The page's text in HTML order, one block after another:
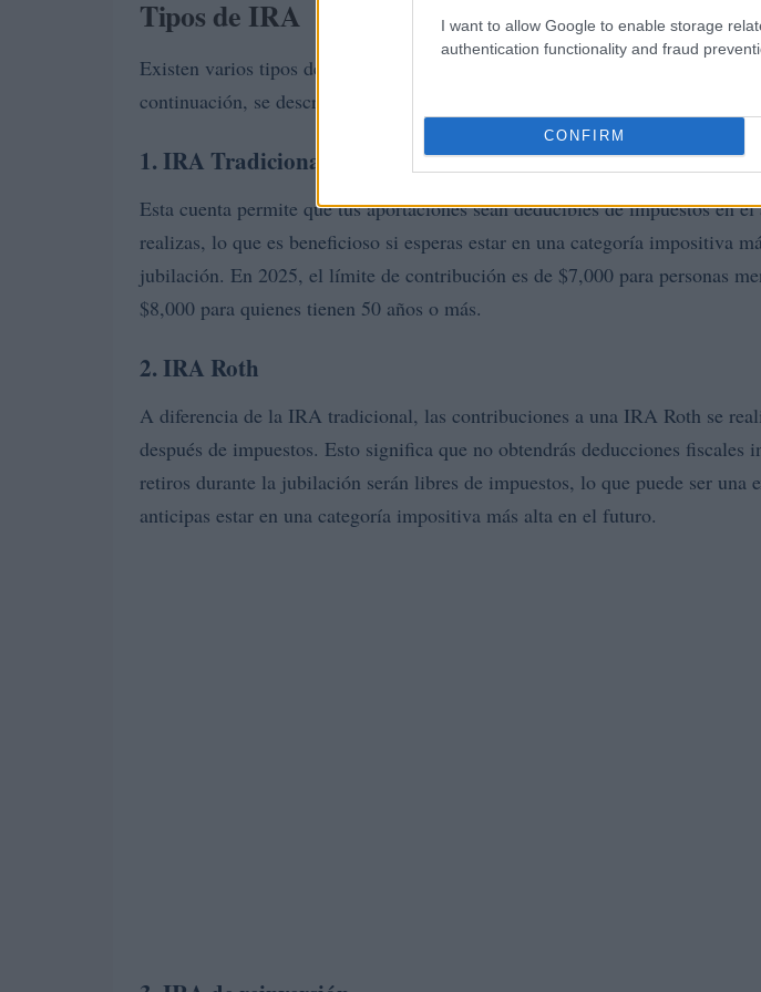
I want to allow Google to enable storage
authentication functionality and fraud
CONFIRM
Tipos de IRA
Existen varios tipos de cuentas IRA, cada una con sus características y
continuación, se describen algunas de las más comunes:
1. IRA Tradicional
Esta cuenta permite que tus aportaciones sean deducibles de impuestos en
realizas, lo que es beneficioso si esperas estar en una categoría impositiva
jubilación. En 2025, el límite de contribución es de $7,000 para personas
$8,000 para quienes tienen 50 años o más.
2. IRA Roth
A diferencia de la IRA tradicional, las contribuciones a una IRA Roth se
después de impuestos. Esto significa que no obtendrás deducciones fiscales
retiros durante la jubilación serán libres de impuestos, lo que puede ser una
anticipas estar en una categoría impositiva más alta en el futuro.